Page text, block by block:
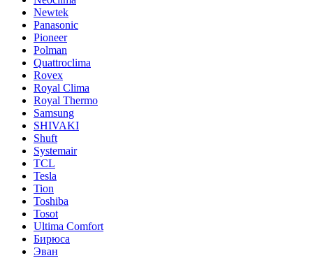
Newtek
Panasonic
Pioneer
Polman
Quattroclima
Rovex
Royal Clima
Royal Thermo
Samsung
SHIVAKI
Shuft
Systemair
TCL
Tesla
Tion
Toshiba
Tosot
Ultima Comfort
Бирюса
Эван